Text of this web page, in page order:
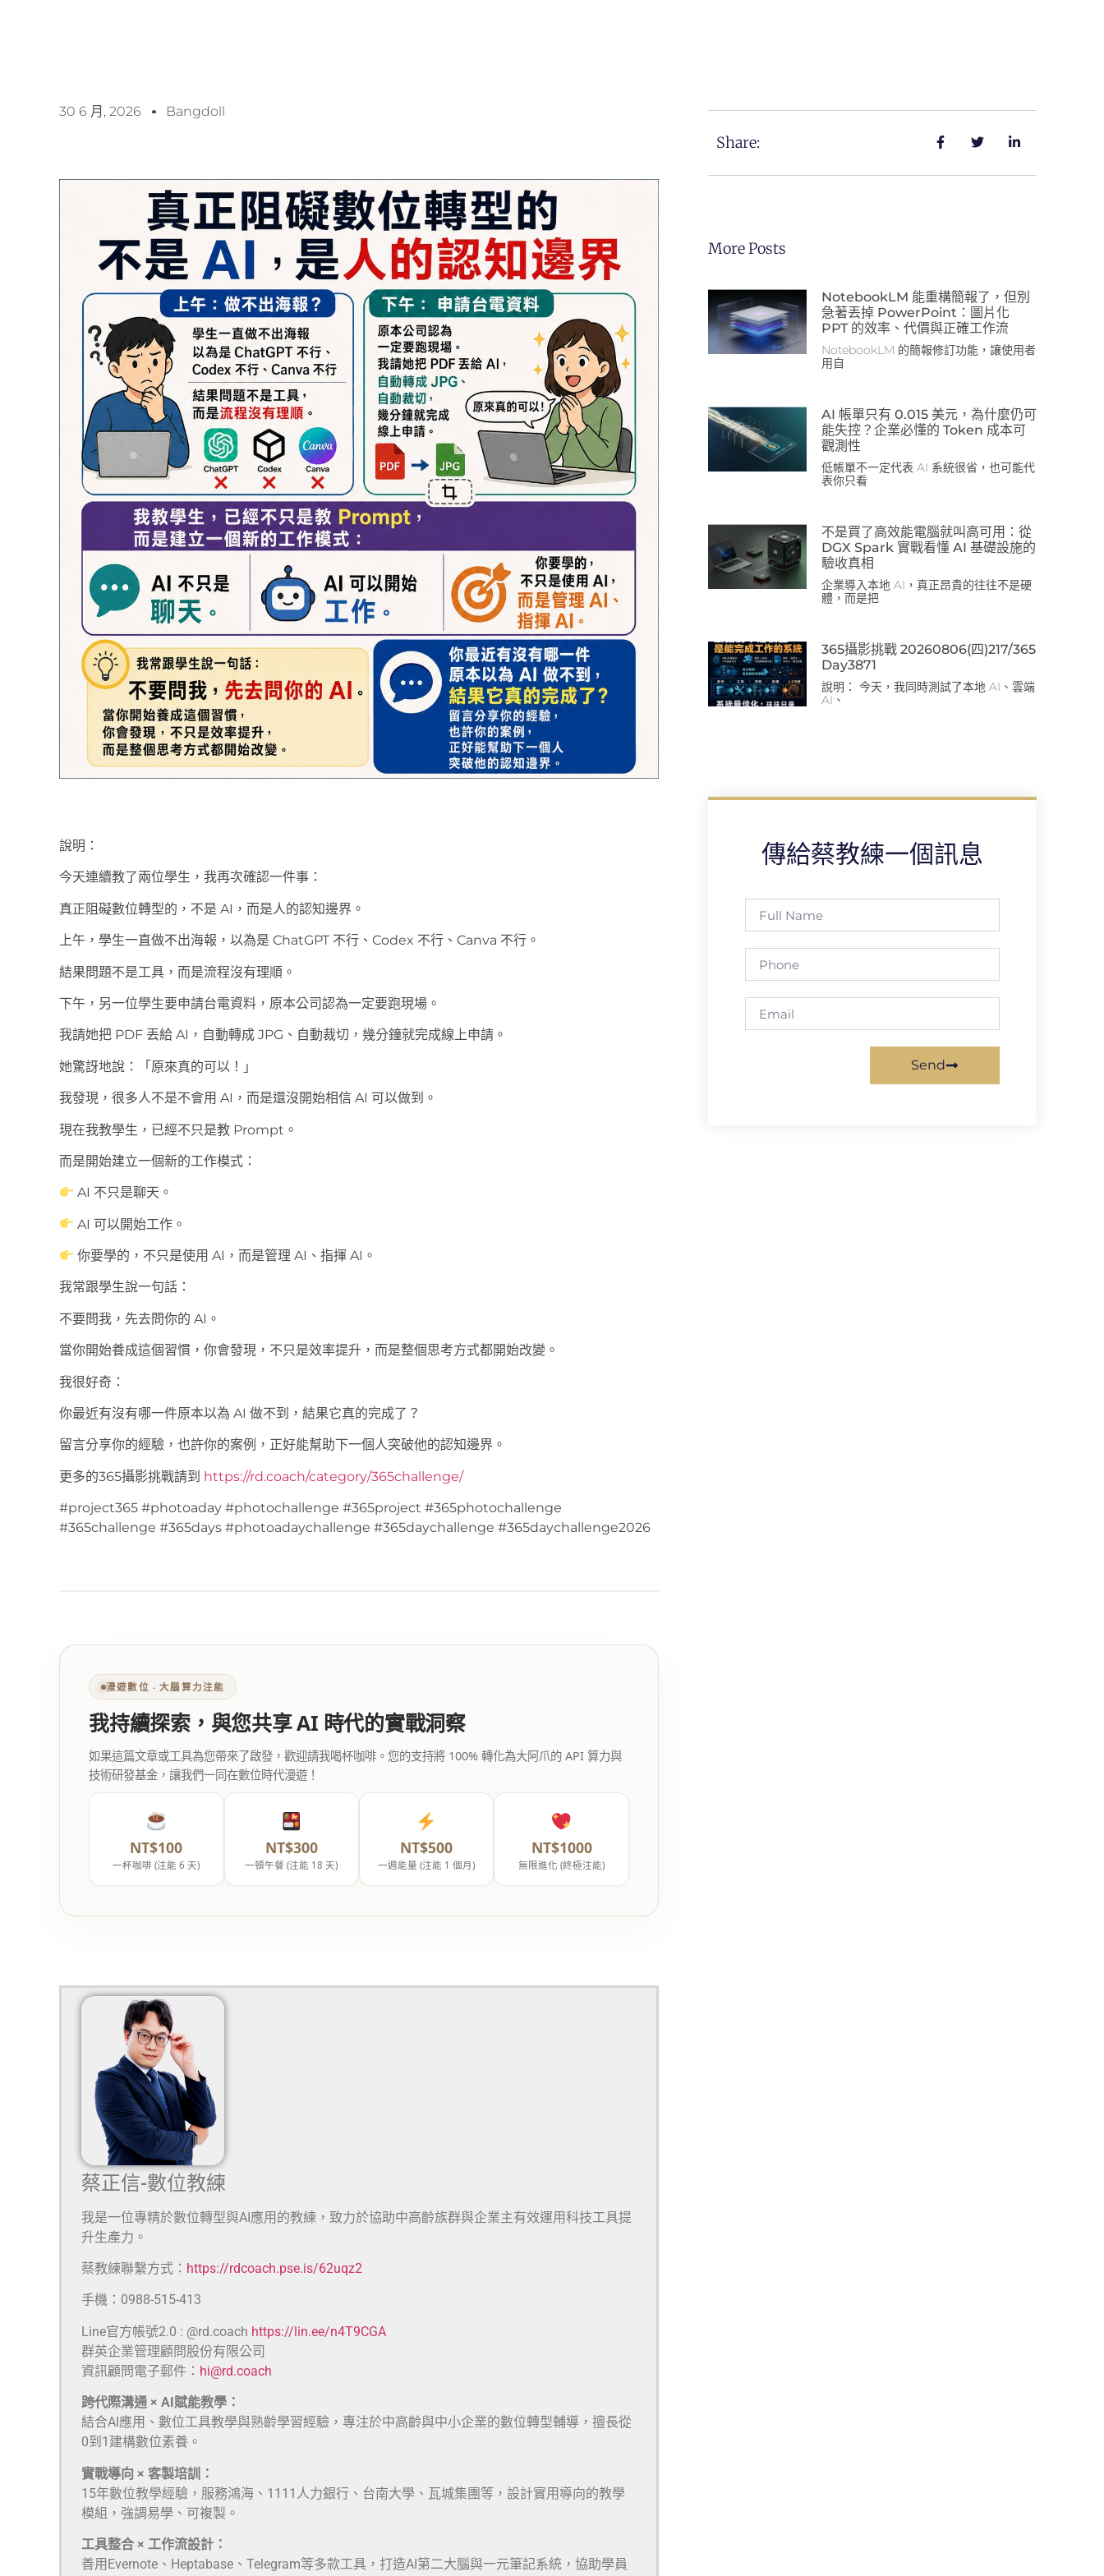
30 6 月, 2026 Bangdoll
說明：
今天連續教了兩位學生，我再次確認一件事：
真正阻礙數位轉型的，不是 AI，而是人的認知邊界。
上午，學生一直做不出海報，以為是 ChatGPT 不行、Codex 不行、Canva 不行。
結果問題不是工具，而是流程沒有理順。
下午，另一位學生要申請台電資料，原本公司認為一定要跑現場。
我請她把 PDF 丟給 AI，自動轉成 JPG、自動裁切，幾分鐘就完成線上申請。
她驚訝地說：「原來真的可以！」
我發現，很多人不是不會用 AI，而是還沒開始相信 AI 可以做到。
現在我教學生，已經不只是教 Prompt。
而是開始建立一個新的工作模式：
AI 不只是聊天。
AI 可以開始工作。
你要學的，不只是使用 AI，而是管理 AI、指揮 AI。
我常跟學生說一句話：
不要問我，先去問你的 AI。
當你開始養成這個習慣，你會發現，不只是效率提升，而是整個思考方式都開始改變。
我很好奇：
你最近有沒有哪一件原本以為 AI 做不到，結果它真的完成了？
留言分享你的經驗，也許你的案例，正好能幫助下一個人突破他的認知邊界。
更多的365攝影挑戰請到 https://rd.coach/category/365challenge/
#project365 #photoaday #photochallenge #365project #365photochallenge
#365challenge #365days #photoadaychallenge #365daychallenge #365daychallenge2026
漫遊數位 ‧ 大腦算力注能
我持續探索，與您共享 AI 時代的實戰洞察
如果這篇文章或工具為您帶來了啟發，歡迎請我喝杯咖啡。您的支持將 100% 轉化為大阿爪的 API 算力與
技術研發基金，讓我們一同在數位時代漫遊！
NT$100
一杯咖啡 (注能 6 天)
NT$300
一頓午餐 (注能 18 天)
NT$500
一週能量 (注能 1 個月)
NT$1000
無限進化 (終極注能)
蔡正信-數位教練
我是一位專精於數位轉型與AI應用的教練，致力於協助中高齡族群與企業主有效運用科技工具提
升生產力。
蔡教練聯繫方式： https://rdcoach.pse.is/62uqz2
手機：0988-515-413
Line官方帳號2.0 : @rd.coach https://lin.ee/n4T9CGA
群英企業管理顧問股份有限公司
資訊顧問電子郵件： hi@rd.coach
跨代際溝通 × AI賦能教學：
結合AI應用、數位工具教學與熟齡學習經驗，專注於中高齡與中小企業的數位轉型輔導，擅長從
0到1建構數位素養。
實戰導向 × 客製培訓：
15年數位教學經驗，服務鴻海、1111人力銀行、台南大學、瓦城集團等，設計實用導向的教學
模組，強調易學、可複製。
工具整合 × 工作流設計：
善用Evernote、Heptabase、Telegram等多款工具，打造AI第二大腦與一元筆記系統，協助學員
Share:
More Posts
NotebookLM 能重構簡報了，但別
急著丟掉 PowerPoint：圖片化
PPT 的效率、代價與正確工作流
NotebookLM 的簡報修訂功能，讓使用者
用自
AI 帳單只有 0.015 美元，為什麼仍可
能失控？企業必懂的 Token 成本可
觀測性
低帳單不一定代表 AI 系統很省，也可能代
表你只看
不是買了高效能電腦就叫高可用：從
DGX Spark 實戰看懂 AI 基礎設施的
驗收真相
企業導入本地 AI，真正昂貴的往往不是硬
體，而是把
365攝影挑戰 20260806(四)217/365
Day3871
說明： 今天，我同時測試了本地 AI、雲端
AI、
傳給蔡教練一個訊息
Send